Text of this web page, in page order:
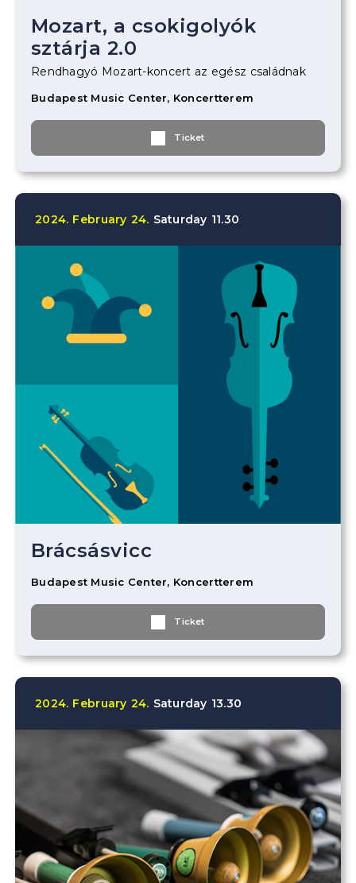
Mozart, a csokigolyók
sztárja 2.0
Rendhagyó Mozart-koncert az egész családnak
Budapest Music Center, Koncertterem
Ticket
2024. February 24. Saturday 11.30
Brácsásvicc
Budapest Music Center, Koncertterem
Ticket
2024. February 24. Saturday 13.30